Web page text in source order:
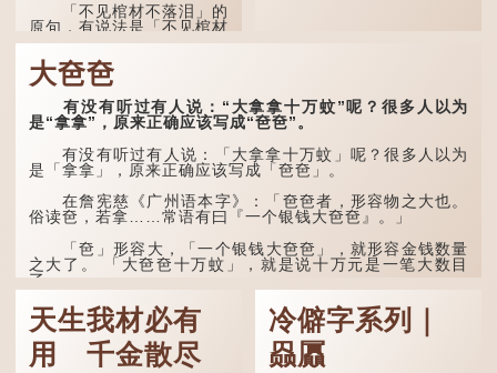
「不见棺材不落泪」的
原句，有说法是「不见棺材
不下泪」或「不见亲棺不下
泪」，出自明朝兰陵笑笑生
所著的《金瓶梅词话》第九
十八回。原意是指人未亲眼
见到亲人棺木，便不会真正
感到悲伤；后来引申为比喻
人执迷不悟，不到彻底失
败，便不肯罢休。
许多人对这上半句耳熟
能详，但它其实还有下半句
——「不到黄河心不死」...
大夿夿
有没有听过有人说：“大拿拿十万蚊”呢？很多人以为
是“拿拿”，原来正确应该写成“夿夿”。
有没有听过有人说：「大拿拿十万蚊」呢？很多人以为
是「拿拿」，原来正确应该写成「夿夿」。
在詹宪慈《广州语本字》：「夿夿者，形容物之大也。
俗读夿，若拿……常语有曰『一个银钱大夿夿』。」
「夿」形​​容大，「一个银钱大夿夿」，就形容金钱数量
之大了。 「大夿夿十万蚊」，就是说十万元是一笔大数目
了。...
天生我材必有
用 千金散尽
冷僻字系列｜
赑屭